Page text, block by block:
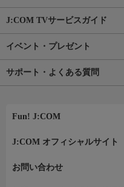
J:COM TVサービスガイド
イベント・プレゼント
サポート・よくある質問
Fun! J:COM
J:COM オフィシャルサイト
お問い合わせ